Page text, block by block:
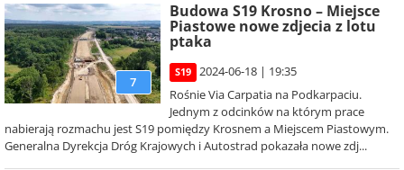
7
Budowa S19 Krosno – Miejsce
Piastowe nowe zdjecia z lotu
ptaka
S19
2024-06-18 | 19:35
Rośnie Via Carpatia na Podkarpaciu.
Jednym z odcinków na którym prace
nabierają rozmachu jest S19 pomiędzy Krosnem a Miejscem Piastowym.
Generalna Dyrekcja Dróg Krajowych i Autostrad pokazała nowe zdj...